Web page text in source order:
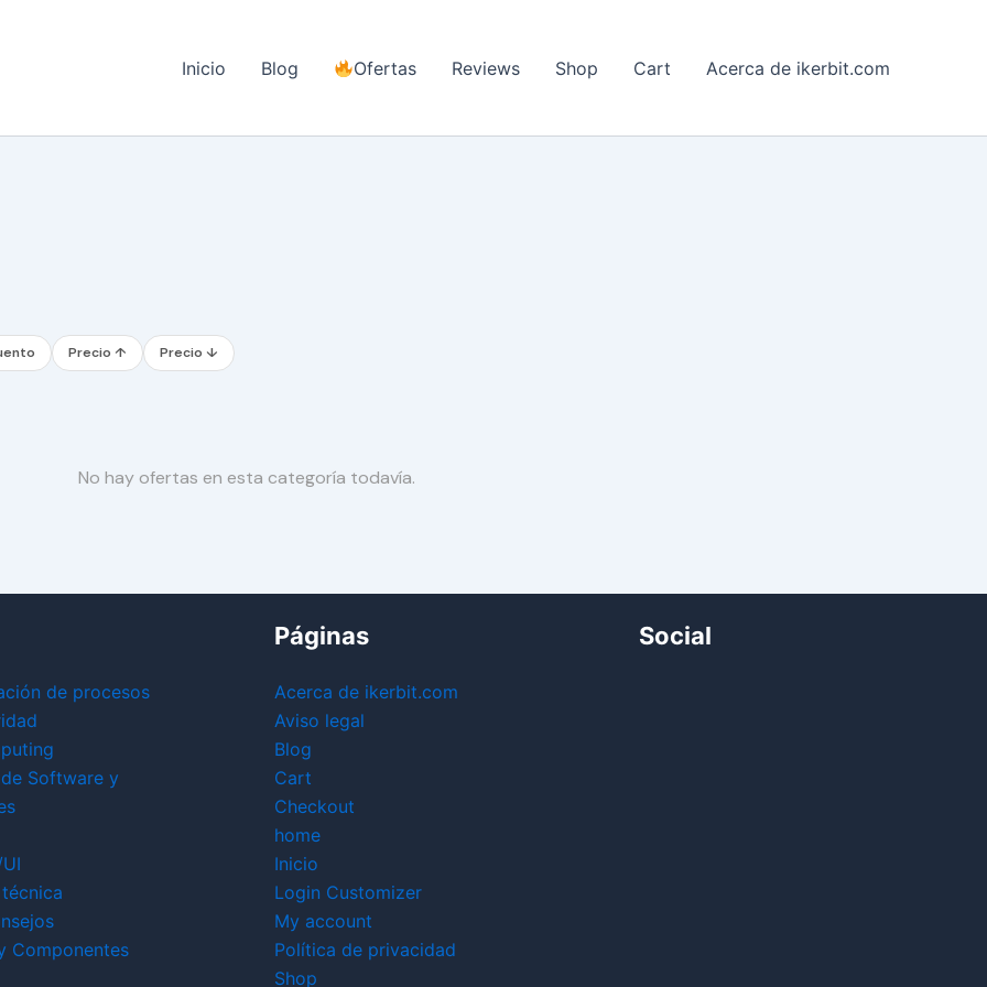
Inicio Blog Ofertas Reviews Shop Cart Acerca de ikerbit.com
Precio ↑ Precio ↓
No hay ofertas en esta categoría todavía.
de procesos
Software y
Componentes
Páginas
Acerca de ikerbit.com
Aviso legal
Blog
Cart
Checkout
home
Inicio
Login Customizer
My account
Política de privacidad
Shop
Social